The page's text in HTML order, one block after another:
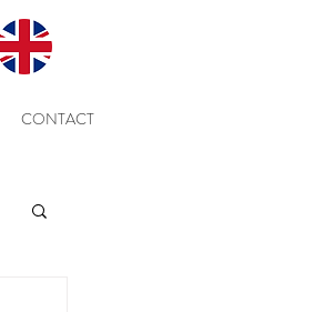
CONTACT